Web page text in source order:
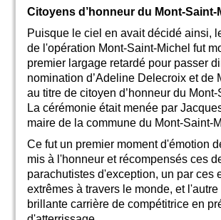
Citoyens d’honneur du Mont-Saint-
Puisque le ciel en avait décidé ainsi,
de l'opération Mont-Saint-Michel fut
premier largage retardé pour passer
nomination d’Adeline Delecroix et de
au titre de citoyen d’honneur du
La cérémonie était menée par
maire de la commune du Mont-Saint-
Ce fut un premier moment d'émotion
mis à l'honneur et récompensés ces
parachutistes d'exception, un par ces
extrêmes à travers le monde, et l'autre
brillante carrière de compétitrice en